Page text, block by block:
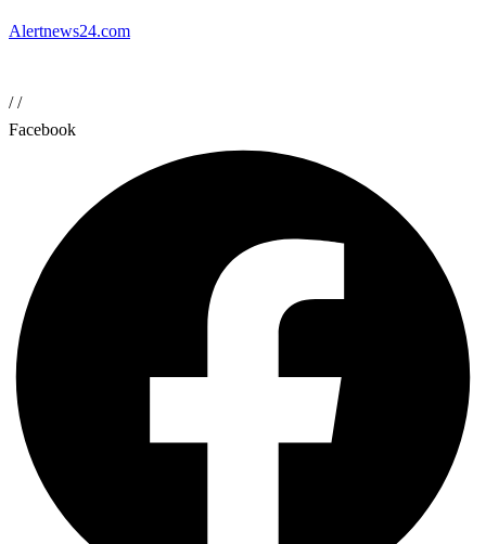
Alertnews24.com
//
Facebook